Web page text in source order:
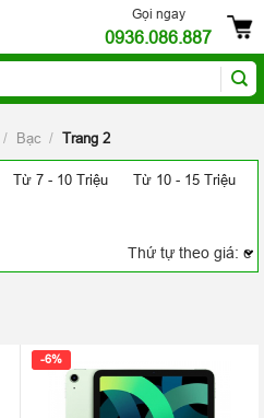
Gọi ngay
0936.086.887
/ Bạc / Trang 2
Từ 7 - 10 Triệu Từ 10 - 15 Triệu
-6%